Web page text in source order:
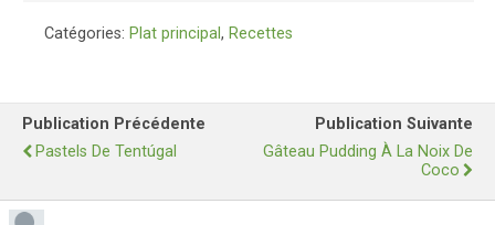
Catégories: Plat principal, Recettes
Publication Précédente
Pastels De Tentúgal
Publication Suivante
Gâteau Pudding À La Noix De
Coco